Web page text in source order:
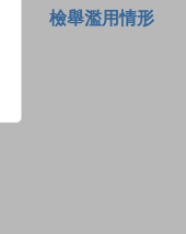
檢舉濫用情形